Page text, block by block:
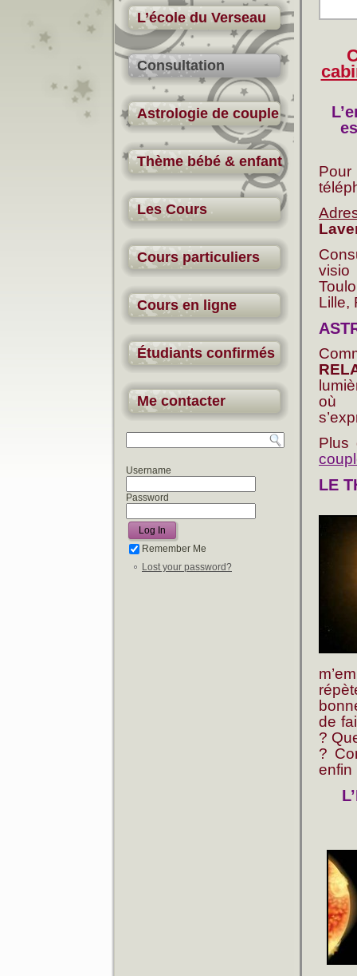
L’école du Verseau
Consultation
Astrologie de couple
Thème bébé & enfant
Les Cours
Cours particuliers
Cours en ligne
Étudiants confirmés
Me contacter
Username
Password
Remember Me
Lost your password?
Lille,
où
Plus
LE
de
?
?
enfin